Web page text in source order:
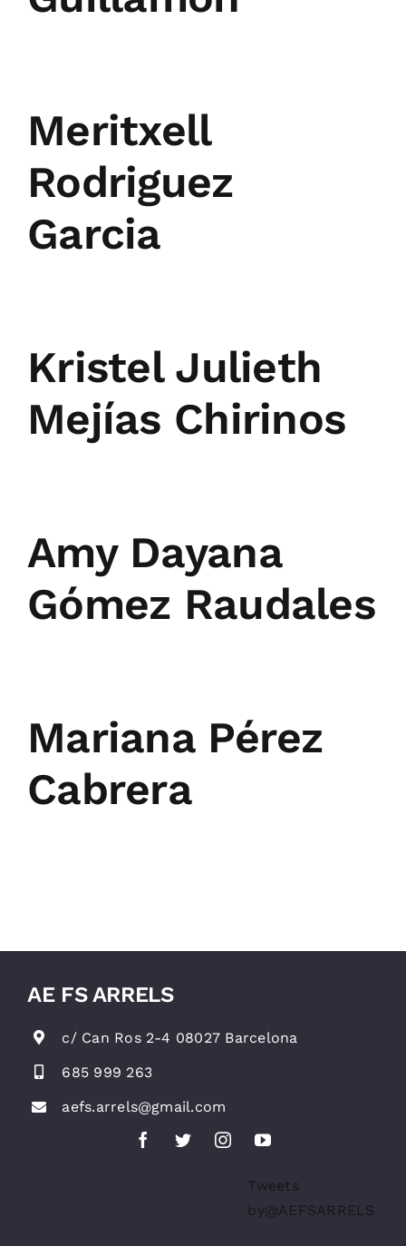
Meritxell
Rodriguez
Garcia
Kristel Julieth
Mejías Chirinos
Amy Dayana
Gómez Raudales
Mariana Pérez
Cabrera
AE FS ARRELS
c/ Can Ros 2-4 08027 Barcelona
685 999 263
aefs.arrels@gmail.com
Tweets
by@AEFSARRELS